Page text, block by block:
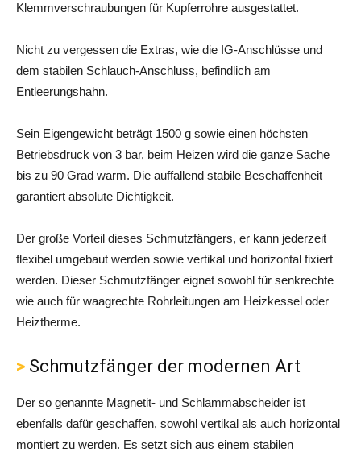
Klemmverschraubungen für Kupferrohre ausgestattet.
Nicht zu vergessen die Extras, wie die IG-Anschlüsse und
dem stabilen Schlauch-Anschluss, befindlich am
Entleerungshahn.
Sein Eigengewicht beträgt 1500 g sowie einen höchsten
Betriebsdruck von 3 bar, beim Heizen wird die ganze Sache
bis zu 90 Grad warm. Die auffallend stabile Beschaffenheit
garantiert absolute Dichtigkeit.
Der große Vorteil dieses Schmutzfängers, er kann jederzeit
flexibel umgebaut werden sowie vertikal und horizontal fixiert
werden. Dieser Schmutzfänger eignet sowohl für senkrechte
wie auch für waagrechte Rohrleitungen am Heizkessel oder
Heiztherme.
Schmutzfänger der modernen Art
Der so genannte Magnetit- und Schlammabscheider ist
ebenfalls dafür geschaffen, sowohl vertikal als auch horizontal
montiert zu werden. Es setzt sich aus einem stabilen